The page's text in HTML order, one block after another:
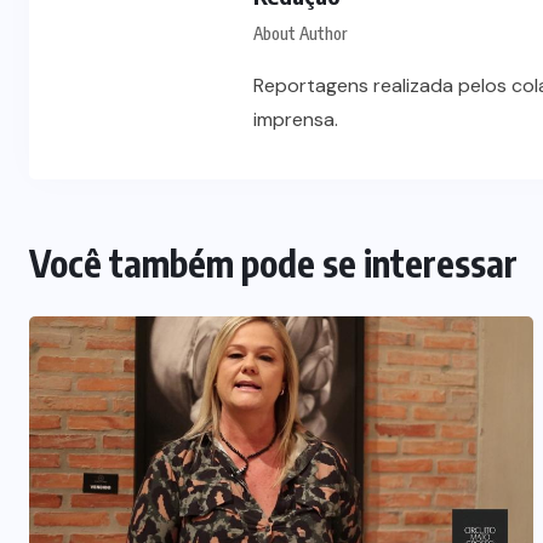
About Author
Reportagens realizada pelos
imprensa.
Você também pode se interessar
Prefeito Abilio Brunini recebe a
mais alta honraria da Rotam em
Cuiabá